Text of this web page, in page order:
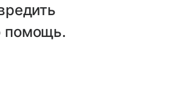
помощь.